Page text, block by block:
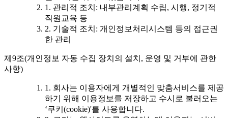
1. 관리적 조치: 내부관리계획 수립, 시행, 정기적
직원교육 등
2. 기술적 조치: 개인정보처리시스템 등의 접근권
한 관리
제9조(개인정보 자동 수집 장치의 설치, 운영 및 거부에 관한
사항)
1. 회사는 이용자에게 개별적인 맞춤서비스를 제공
하기 위해 이용정보를 저장하고 수시로 불러오는
‘쿠키(cookie)'를 사용합니다.